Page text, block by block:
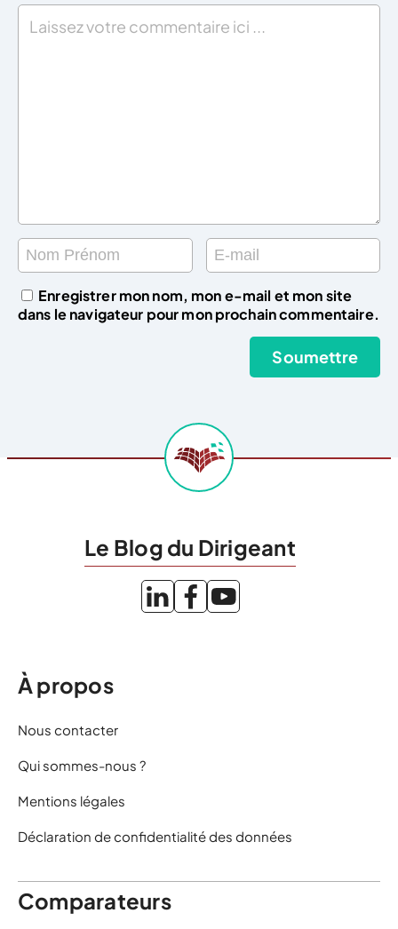
Enregistrer mon nom, mon e-mail et mon site
dans le navigateur pour mon prochain commentaire.
Le Blog du Dirigeant
À propos
Nous contacter
Qui sommes-nous ?
Mentions légales
Déclaration de confidentialité des données
Comparateurs